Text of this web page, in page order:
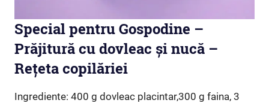
Special pentru Gospodine –
Prăjitură cu dovleac și nucă –
Rețeta copilăriei
Ingrediente: 400 g dovleac placintar,300 g faina, 3